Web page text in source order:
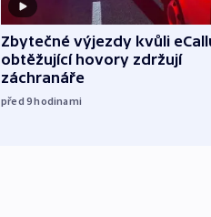
Zbytečné výjezdy kvůli
obtěžující hovory zdržují
záchranáře
před 9hodinami